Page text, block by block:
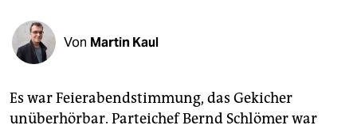
veranstaltungen
shop
unterstützen
Von Martin Kaul
Es war Feierabendstimmung, das Gekicher
unüberhörbar. Parteichef Bernd Schlömer war